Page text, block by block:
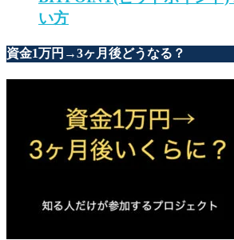
い方
資金1万円→3ヶ月後どうなる？